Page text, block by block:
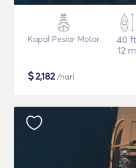
Kapal Pesiar Motor
40 ft
12 m
$2,182/hari